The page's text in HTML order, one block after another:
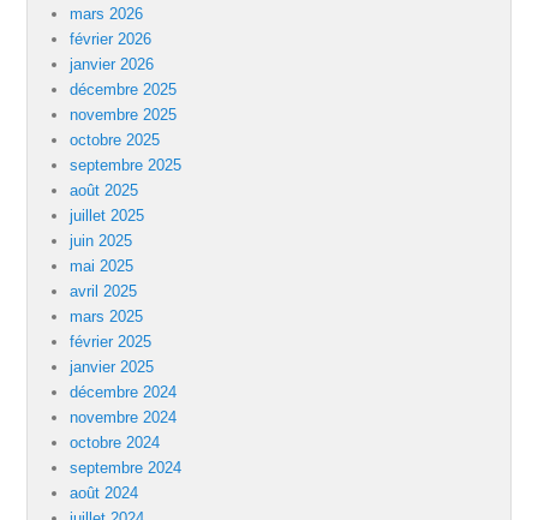
mars 2026
février 2026
janvier 2026
décembre 2025
novembre 2025
octobre 2025
septembre 2025
août 2025
juillet 2025
juin 2025
mai 2025
avril 2025
mars 2025
février 2025
janvier 2025
décembre 2024
novembre 2024
octobre 2024
septembre 2024
août 2024